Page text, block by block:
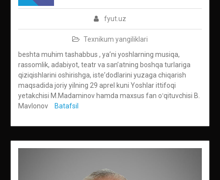
fyut.uz
Texnikum yangiliklari
beshta muhim tashabbus , yaʼni yoshlarning musiqa,
rassomlik, adabiyot, teatr va sanʼatning boshqa turlariga
qiziqishlarini oshirishga, isteʼdodlarini yuzaga chiqarish
maqsadida joriy yilning 29 aprel kuni Yoshlar ittifoqi
yetakchisi M.Madaminov hamda maxsus fan oʻqituvchisi B.
Mavlonov
Batafsil